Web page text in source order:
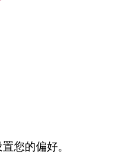
置您的偏好。